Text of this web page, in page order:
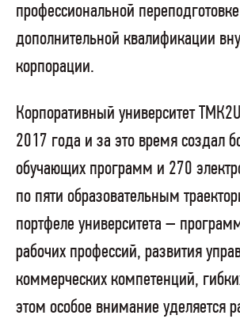
профессиональной
дополнительной квалификации
корпорации.
Корпоративный университет
2017 года и за это время создал
обучающих программ и 270
по пяти образовательным
портфеле университета –
рабочих профессий, развития
коммерческих компетенций,
этом особое внимание уделяется